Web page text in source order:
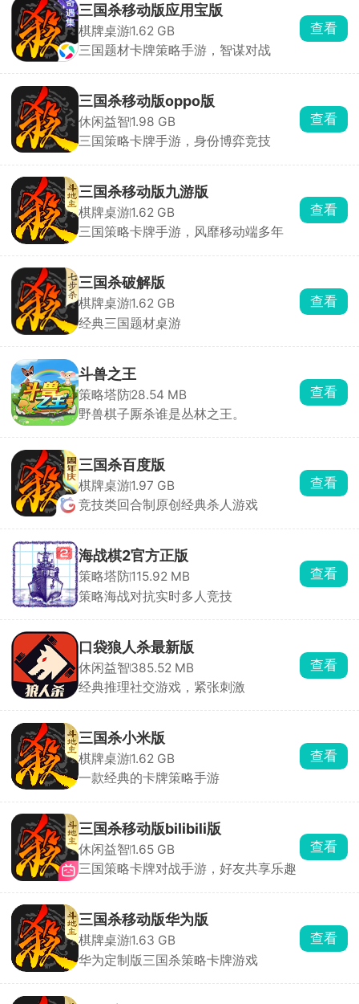
三国杀移动版应用宝版
棋牌桌游1.62 GB
三国题材卡牌策略手游，智谋对战
查看
三国杀移动版oppo版
休闲益智1.98 GB
三国策略卡牌手游，身份博弈竞技
查看
三国杀移动版九游版
棋牌桌游1.62 GB
三国策略卡牌手游，风靡移动端多年
查看
三国杀破解版
棋牌桌游1.62 GB
经典三国题材桌游
查看
斗兽之王
策略塔防28.54 MB
野兽棋子厮杀谁是丛林之王。
查看
三国杀百度版
棋牌桌游1.97 GB
竞技类回合制原创经典杀人游戏
查看
海战棋2官方正版
策略塔防115.92 MB
策略海战对抗实时多人竞技
查看
口袋狼人杀最新版
休闲益智385.52 MB
经典推理社交游戏，紧张刺激
查看
三国杀小米版
棋牌桌游1.62 GB
一款经典的卡牌策略手游
查看
三国杀移动版bilibili版
休闲益智1.65 GB
三国策略卡牌对战手游，好友共享乐趣
查看
三国杀移动版华为版
棋牌桌游1.63 GB
华为定制版三国杀策略卡牌游戏
查看